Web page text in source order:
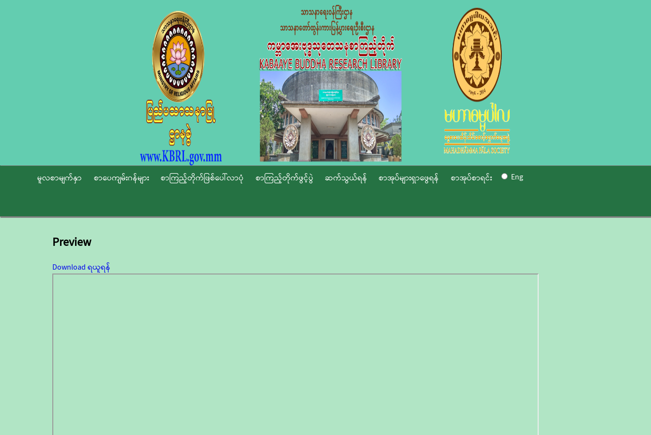
မူလစာမျက်နှာ စာပေကျမ်းဂန်များ စာကြည့်တိုက်ဖြစ်ပေါ်လာပုံ စာကြည့်တိုက်ဖွင့်ပွဲ ဆက်သွယ်ရန် စာအုပ်များရှာဖွေရန် စာအုပ်စာရင်း Eng
Preview
Download ရယူရန်